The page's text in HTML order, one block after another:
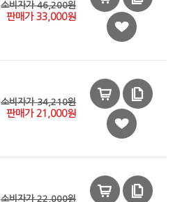
소비자가 46,200원
판매가 33,000원
소비자가 34,210원
판매가 21,000원
소비자가 22,000원